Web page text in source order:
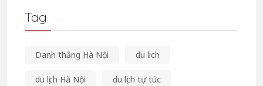
Tag
Danh thắng Hà Nội du lich
du lịch Hà Nội du lịch tự túc